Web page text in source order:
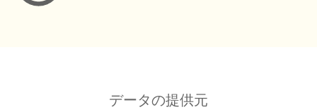
データの提供元